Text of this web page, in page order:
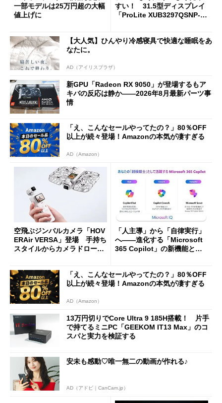
一部モデルは25万円超の大幅
値上げに
すい！ 31.5型ディスプレイ
「ProLite XUB3297QSNP-B
【大人気】ひんやり冷感寝具で快適な睡眠をあ
なたに。
AD（アイリスプラザ）
新GPU「Radeon RX 9050」が登場するもア
キバの反応は静か――2026年8月最新パーツ事
情
「え、こんなセールやってたの？」80％OFF
以上が続々登場！Amazonの本気が凄すぎる
AD（Amazon）
空飛ぶジンバルカメラ「HOV
ERAir VERSA」登場 手持ち
スタイルからカメラドローン
「人主導」から「自律実行」
へ――進化する「Microsoft
365 Copilot」の新機能とエ
「え、こんなセールやってたの？」80％OFF
以上が続々登場！Amazonの本気が凄すぎる
AD（Amazon）
13万円切りでCore Ultra 9 185H搭載！ 片手
で持てるミニPC「GEEKOM IT13 Max」のコ
スパと実力を検証する
安未も感動♡唯一無二の動画が作れる♪
AD（アドビ｜CanCam.jp）